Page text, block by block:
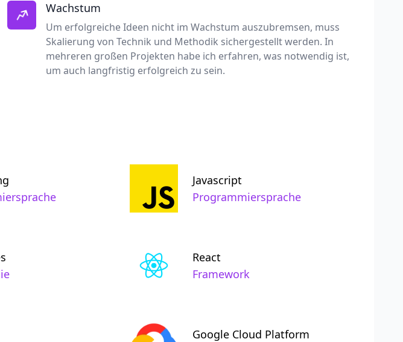
Wachstum
Um erfolgreiche Ideen nicht im Wachstum auszubremsen, muss
Skalierung von Technik und Methodik sichergestellt werden. In
mehreren großen Projekten habe ich erfahren, was notwendig ist,
um auch langfristig erfolgreich zu sein.
Javascript
Programmiersprache
React
Framework
Google Cloud Platform